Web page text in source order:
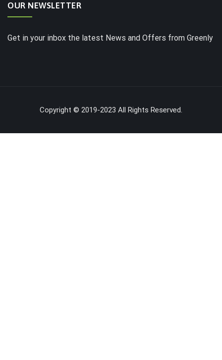
OUR NEWSLETTER
Get in your inbox the latest News and Offers from Greenly
Copyright © 2019-2023 All Rights Reserved.